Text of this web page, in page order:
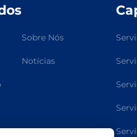
Sobre Nós
Notícias